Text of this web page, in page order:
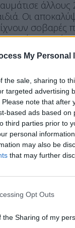
My Personal
the sale, sharing to
targeted advertising
note that
based ads based
third parties prior to
personal
may also be
that may further
Opt Outs
Sharing of my
άλλους
Οι
σοβαρές
του
Το […]
...
ΚΌΣΜΟΣ
59
ομάδα του